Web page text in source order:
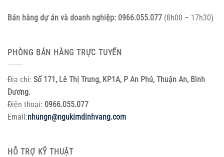
Bán hàng dự án và doanh nghiệp: 0966.055.077 (8h00 – 17h30)
PHÒNG BÁN HÀNG TRỰC TUYẾN
Địa chỉ: Số 171, Lê Thị Trung, KP1A, P An Phú, Thuận An, Bình
Dương.
Điện thoại: 0966.055.077
Email:nhungn@ngukimdinhvang.com
HỖ TRỢ KỸ THUẬT